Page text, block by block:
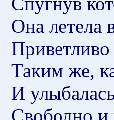
Она летела
Таким же,
И
Свободно и